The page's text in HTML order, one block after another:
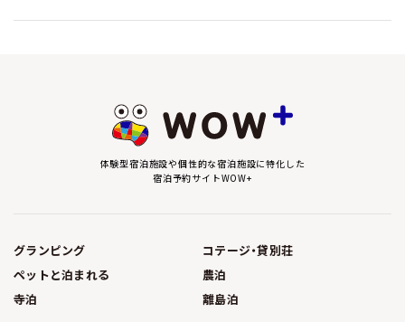
体験型宿泊施設や個性的な宿泊施設に特化した
宿泊予約サイトWOW+
グランピング
コテージ・貸別荘
ペットと泊まれる
農泊
寺泊
離島泊